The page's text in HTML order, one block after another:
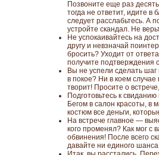
Позвоните еще раз
тогда не ответит, идите в
следует расслабьтесь. А
устройте скандал. Не
Не успокаивайтесь на
другу и невзначай
бросить? Уходит от
получите подтверждения
Вы не успели сделать
в покое? Ни в коем
творит! Просите о
Подготовьтесь к
Бегом в салон красоты, в
костюм все деньги,
На встрече главное —
кого променял? Как мог с
обвинения! После всего
давайте ни единого